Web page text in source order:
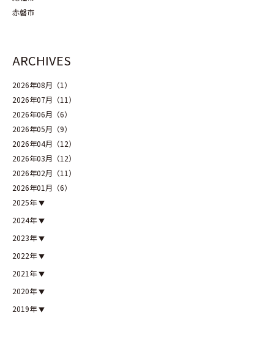
赤磐市
ARCHIVES
2026年08月（1）
2026年07月（11）
2026年06月（6）
2026年05月（9）
2026年04月（12）
2026年03月（12）
2026年02月（11）
2026年01月（6）
2025年
2024年
2023年
2022年
2021年
2020年
2019年